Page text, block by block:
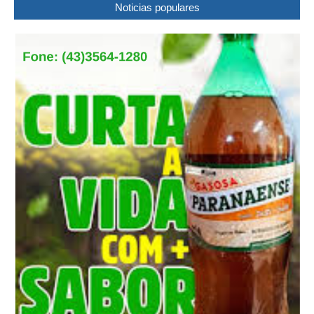
Noticias populares